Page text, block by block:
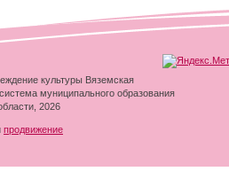
культуры Вяземская
муниципального образования
2026
продвижение